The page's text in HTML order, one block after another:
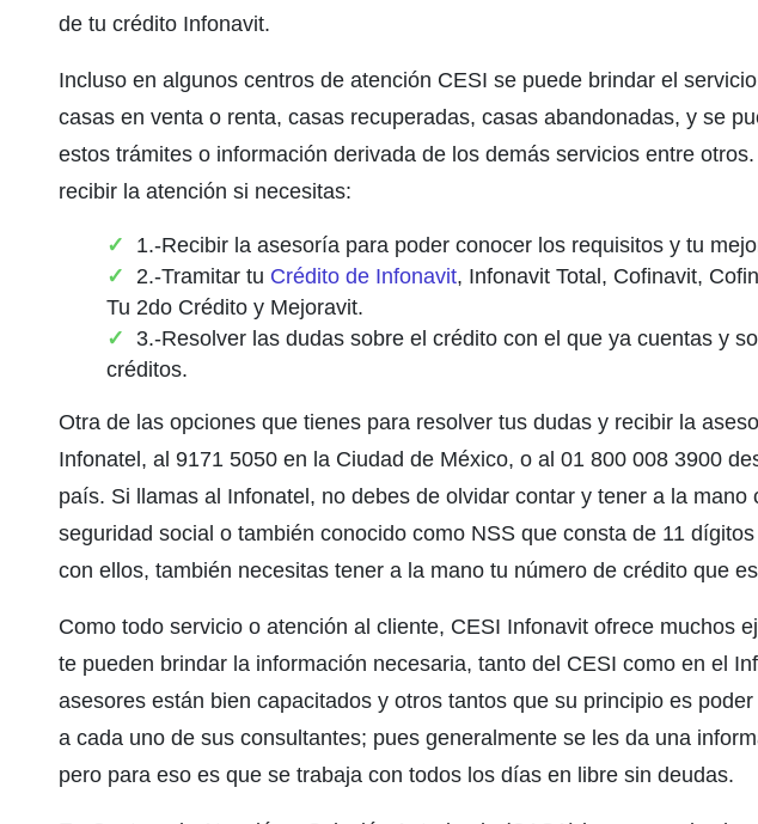
de tu crédito Infonavit.
Incluso en algunos centros de atención CESI se puede brindar el
casas en venta o renta, casas recuperadas, casas abandonadas, y se
estos trámites o información derivada de los demás servicios entre
recibir la atención si necesitas:
1.-Recibir la asesoría para poder conocer los requisitos y tu
2.-Tramitar tu Crédito de Infonavit, Infonavit Total, Cofinavit,
Tu 2do Crédito y Mejoravit.
3.-Resolver las dudas sobre el crédito con el que ya cuentas y
créditos.
Otra de las opciones que tienes para resolver tus dudas y recibir la
Infonatel, al 9171 5050 en la Ciudad de México, o al 01 800 008 3900
país. Si llamas al Infonatel, no debes de olvidar contar y tener a la mano
seguridad social o también conocido como NSS que consta de 11
con ellos, también necesitas tener a la mano tu número de crédito que
Como todo servicio o atención al cliente, CESI Infonavit ofrece muchos
te pueden brindar la información necesaria, tanto del CESI como en el
asesores están bien capacitados y otros tantos que su principio es
a cada uno de sus consultantes; pues generalmente se les da una
pero para eso es que se trabaja con todos los días en libre sin deudas.